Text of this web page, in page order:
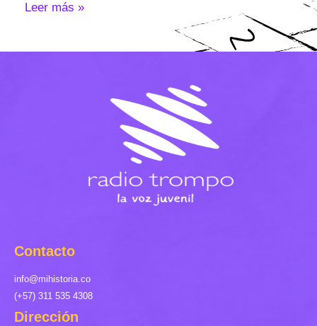
Leer más »
Contacto
info@mihistoria.co
(+57) 311 535 4308
Dirección